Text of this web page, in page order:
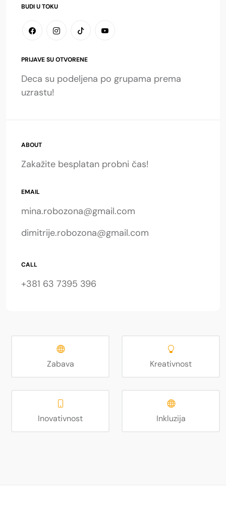
BUDI U TOKU
PRIJAVE SU OTVORENE
Deca su podeljena po grupama prema
uzrastu!
ABOUT
Zakažite besplatan probni čas!
EMAIL
mina.robozona@gmail.com
dimitrije.robozona@gmail.com
CALL
+381 63 7395 396
Zabava Kreativnost
Inovativnost Inkluzija